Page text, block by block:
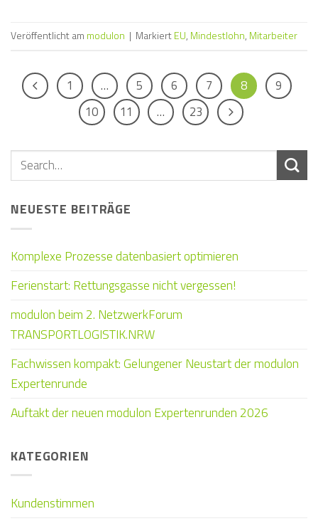
Veröffentlicht am modulon | MarkiertEU, Mindestlohn, Mitarbeiter
1 … 5 6 7 8
9
10
11 … 23
NEUESTE BEITRÄGE
Komplexe Prozesse datenbasiert optimieren
Ferienstart: Rettungsgasse nicht vergessen!
modulon beim 2. NetzwerkForum
TRANSPORTLOGISTIK.NRW
Fachwissen kompakt: Gelungener Neustart der modulon
Expertenrunde
Auftakt der neuen modulon Expertenrunden 2026
KATEGORIEN
Kundenstimmen